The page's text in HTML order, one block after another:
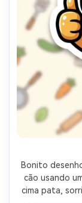
Bonito
cão usando
cima pata,